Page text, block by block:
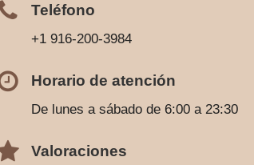
Teléfono
+1 916-200-3984
Horario de atención
De lunes a sábado de 6:00 a 23:30
Valoraciones